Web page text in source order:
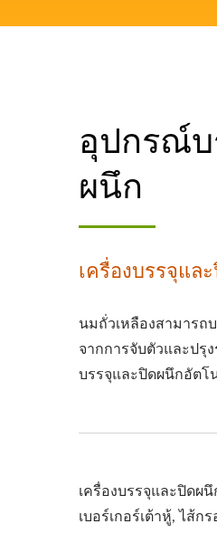
อุปกรณ์
ผนึก
เครื่องบรรจุแล
นมถั่วเหลืองสามารถ
จากการจับตัวและปรุ
บรรจุและปิดผนึกอัตโ
เครื่องบรรจุและปิดผ
เบอร์เกอร์เต้าหู้, ไส้ก